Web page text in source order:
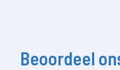
Beoordeel